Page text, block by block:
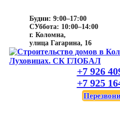
Будни: 9:00–17:00
СУббота: 10:00–14:00
г. Коломна,
улица Гагарина, 16
+7 926
+7 925